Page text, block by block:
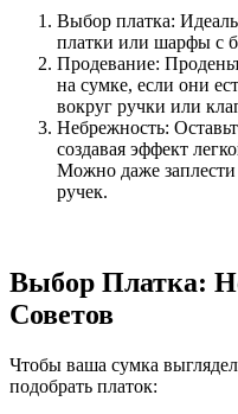
Выбор платка:
платки или шарфы с
Продевание:
на сумке, если они
вокруг ручки или
Небрежность:
создавая эффект
Можно даже заплести
ручек.
Выбор Платка:
Советов
Чтобы ваша сумка
подобрать платок: